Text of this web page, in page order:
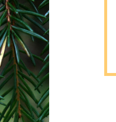
районе
появился еще один
совмещенного образования